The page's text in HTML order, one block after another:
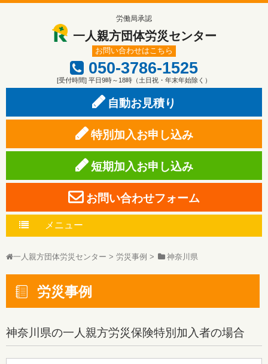
労働局承認
一人親方団体労災センター
お問い合わせはこちら
050-3786-1525
[受付時間] 平日9時～18時（土日祝・年末年始除く）
自動お見積り
特別加入お申し込み
短期加入お申し込み
お問い合わせフォーム
メニュー
一人親方団体労災センター > 労災事例 > 神奈川県
労災事例
神奈川県の一人親方労災保険特別加入者の場合